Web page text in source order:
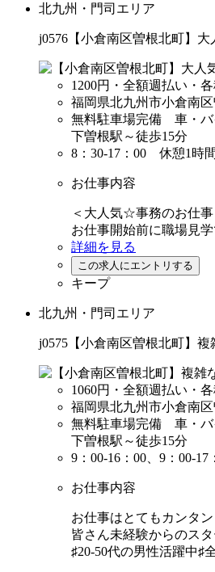
北九州・門司エリア
j0576【小倉南区曽根北町】
1200円 ・全額週払い・
福岡県北九州市小倉南
無料駐車場完備 車・バ
下曽根駅～徒歩15分
8：30-17：00 休憩1時
お仕事内容
＜大人気☆事務のお仕
お仕事開始前に職場見
詳細を見る
キープ
北九州・門司エリア
j0575【小倉南区曽根北町】
1060円 ・全額週払い・
福岡県北九州市小倉南
無料駐車場完備 車・バ
下曽根駅～徒歩15分
9：00-16：00、9：00-17
お仕事内容
お仕事はとてもカンタ
皆さん未経験からのス
♯20-50代の男性活躍中♯